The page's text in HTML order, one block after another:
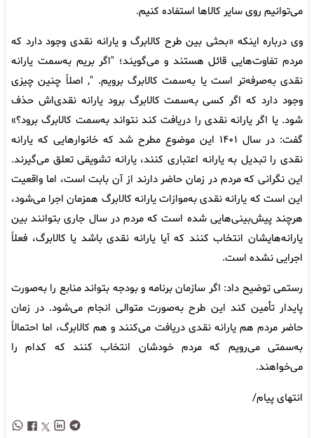
می‌توانیم روی سایر کالا‌ها استفاده کنیم.
وی درباره اینکه «بحثی بین طرح کالابرگ و یارانه نقدی وجود دارد که
مردم تفاوت‌هایی قائل هستند و می‌گویند؛ "اگر بریم به‌سمت یارانه
نقدی به‌صرفه‌تر است یا به‌سمت کالابرگ برویم. ", اصلاً چنین چیزی
وجود دارد که اگر کسی به‌سمت کالابرگ برود یارانه نقدی‌اش حذف
شود. یا اگر یارانه نقدی را دریافت کند نتواند به‌سمت کالابرگ برود؟»
گفت: در سال ۱۴۰۱ این موضوع مطرح شد که خانوار‌هایی که یارانه
نقدی را تبدیل به یارانه اعتباری کنند، یارانه تشویقی تعلق می‌گیرند.
این نگرانی که مردم در زمان حاضر دارند از آن بابت است، اما واقعیت
این است که یارانه نقدی به‌موازات یارانه کالابرگ همزمان اجرا می‌شود،
هرچند پیش‌بینی‌هایی شده است که مردم در سال جاری بتوانند بین
یارانه‌هایشان انتخاب کنند که آیا یارانه نقدی باشد یا کالابرگ، فعلاً
اجرایی نشده است.
رستمی توضیح داد: اگر سازمان برنامه و بودجه بتواند منابع را به‌صورت
پایدار تأمین کند این طرح به‌صورت متوالی انجام می‌شود. در زمان
حاضر مردم هم یارانه نقدی دریافت می‌کنند و هم کالابرگ، اما احتمالاً
به‌سمتی می‌رویم که مردم خودشان انتخاب کنند که کدام را
می‌خواهند.
انتهای پیام/